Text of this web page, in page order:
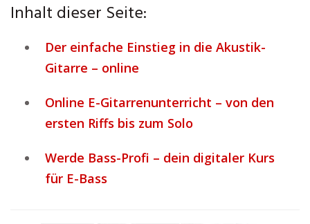
Inhalt dieser Seite:
Der einfache Einstieg in die Akustik-
Gitarre – online
Online E-Gitarrenunterricht – von den
ersten Riffs bis zum Solo
Werde Bass-Profi – dein digitaler Kurs
für E-Bass